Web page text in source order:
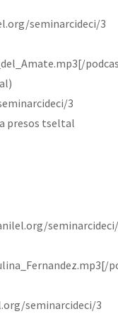
seminarcideci/3
3
presos tseltal
seminarcideci/3